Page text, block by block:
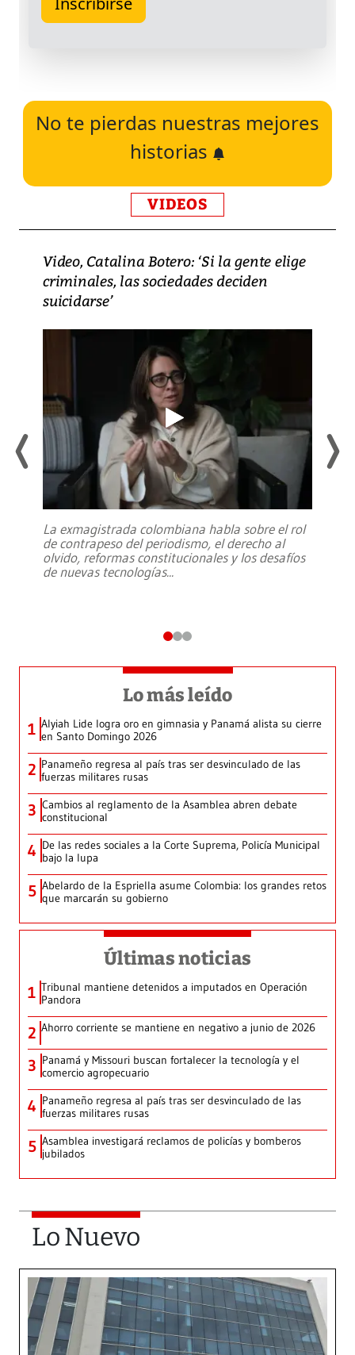
No te pierdas nuestras mejores
historias
VIDEOS
Video, Catalina Botero: ‘Si la gente elige
criminales, las sociedades deciden
suicidarse’
La exmagistrada colombiana habla sobre el rol
de contrapeso del periodismo, el derecho al
olvido, reformas constitucionales y los desafíos
de nuevas tecnologías...
Lo más leído
1 Alyiah Lide logra oro en gimnasia y Panamá alista su cierre
en Santo Domingo 2026
2 Panameño regresa al país tras ser desvinculado de las
fuerzas militares rusas
3 Cambios al reglamento de la Asamblea abren debate
constitucional
4 De las redes sociales a la Corte Suprema, Policía Municipal
bajo la lupa
5 Abelardo de la Espriella asume Colombia: los grandes retos
que marcarán su gobierno
Últimas noticias
1 Tribunal mantiene detenidos a imputados en Operación
Pandora
2 Ahorro corriente se mantiene en negativo a junio de 2026
3 Panamá y Missouri buscan fortalecer la tecnología y el
comercio agropecuario
4 Panameño regresa al país tras ser desvinculado de las
fuerzas militares rusas
5 Asamblea investigará reclamos de policías y bomberos
jubilados
Lo Nuevo